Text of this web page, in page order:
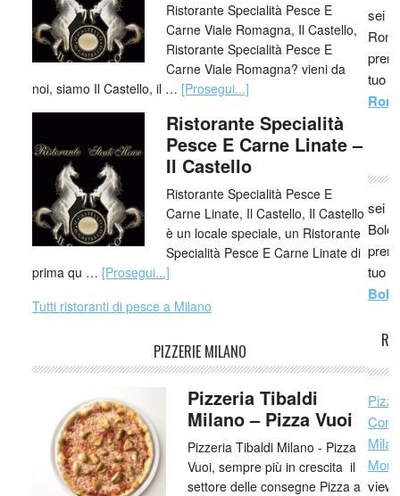
Ristorante Specialità Pesce E
Carne Viale Romagna, Il Castello,
Ristorante Specialità Pesce E
Carne Viale Romagna? vieni da
noi, siamo Il Castello, il … [Prosegui...]
Ristorante Specialità
Pesce E Carne Linate –
Il Castello
Ristorante Specialità Pesce E
Carne Linate, Il Castello, Il Castello
è un locale speciale, un Ristorante
Specialità Pesce E Carne Linate di
prima qu … [Prosegui...]
Tutti ristoranti di pesce a Milano
PIZZERIE MILANO
Pizzeria Tibaldi
Milano – Pizza Vuoi
Pizzeria Tibaldi Milano - Pizza
Vuoi, sempre più in crescita il
settore delle consegne Pizza a
sei
tuo
sei
tuo